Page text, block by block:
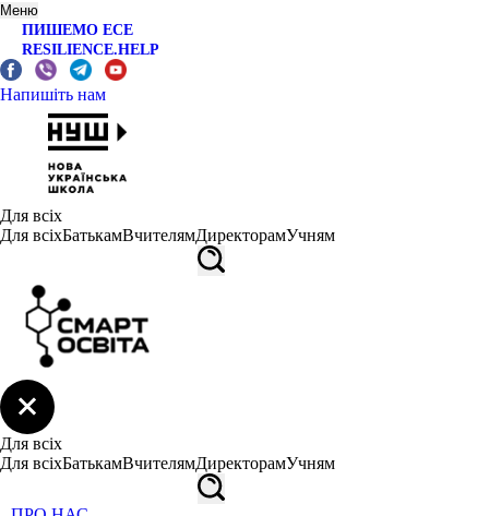
Меню
ПИШЕМО ЕСЕ
RESILIENCE.HELP
Напишіть нам
Для всіх
Для всіхБатькамВчителямДиректорамУчням
Для всіх
Для всіхБатькамВчителямДиректорамУчням